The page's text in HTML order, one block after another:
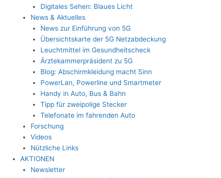
Digitales Sehen: Blaues Licht
News & Aktuelles
News zur Einführung von 5G
Übersichtskarte der 5G Netzabdeckung
Leuchtmittel im Gesundheitscheck
Ärztekammerpräsident zu 5G
Blog: Abschirmkleidung macht Sinn
PowerLan, Powerline und Smartmeter
Handy in Auto, Bus & Bahn
Tipp für zweipolige Stecker
Telefonate im fahrenden Auto
Forschung
Videos
Nützliche Links
AKTIONEN
Newsletter